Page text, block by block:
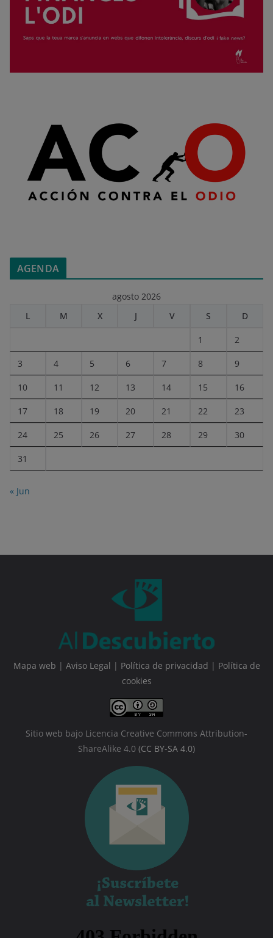
AGENDA
agosto 2026
L
M X J V S D
1 2
3 4 5 6 7 8 9
10 11 12 13 14 15 16
17 18 19 20 21 22 23
24 25 26 27 28 29 30
31
« Jun
Mapa web | Aviso Legal | Política de privacidad | Política de
cookies
Sitio web bajo Licencia Creative Commons Attribution-
ShareAlike 4.0 (CC BY-SA 4.0)